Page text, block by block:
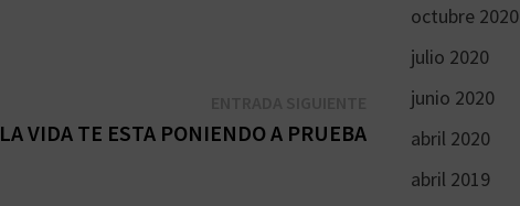
Entrada
siguiente:
LA VIDA TE ESTA PONIENDO A PRUEBA
octubre 2020
julio 2020
junio 2020
abril 2020
abril 2019